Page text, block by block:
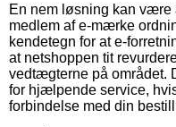
En nem løsning kan være
medlem af e-mærke
kendetegn for at e-
at netshoppen tit
vedtægterne på området.
for hjælpende service,
forbindelse med din